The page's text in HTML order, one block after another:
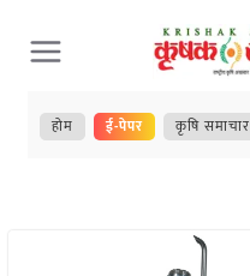
Skip
to
content
होम ई-पेपर कृषि समाचार